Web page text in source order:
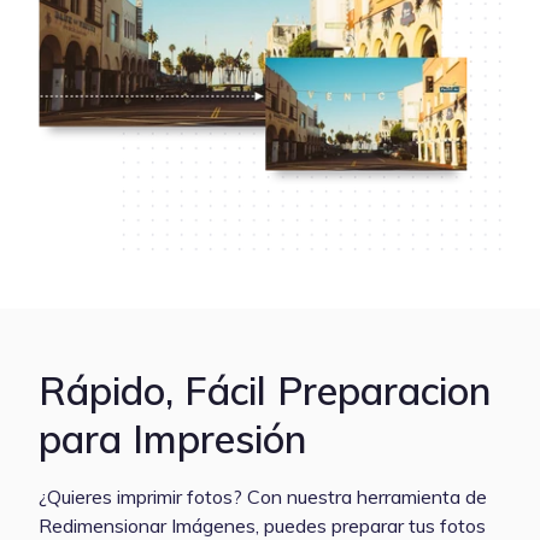
Rápido, Fácil Preparacion
para Impresión
¿Quieres imprimir fotos? Con nuestra herramienta de
Redimensionar Imágenes, puedes preparar tus fotos